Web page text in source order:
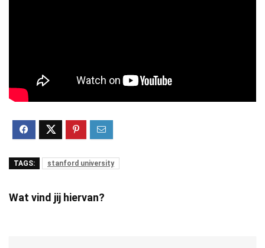
TAGS: stanford university
Wat vind jij hiervan?